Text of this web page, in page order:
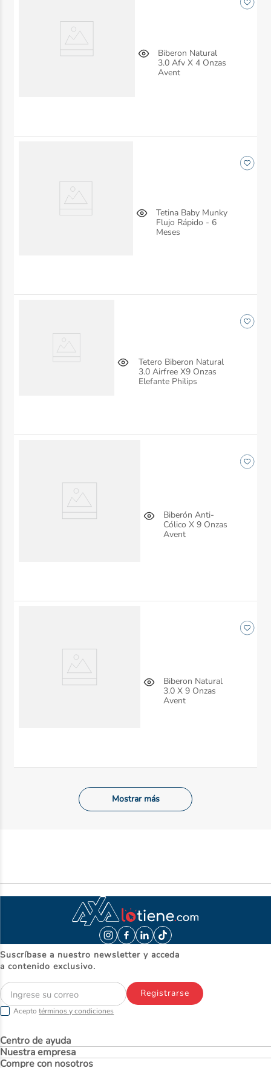
Biberon Natural
3.0 Afv X 4 Onzas
Avent
Tetina Baby Munky
Flujo Rápido - 6
Meses
Tetero Biberon Natural
3.0 Airfree X9 Onzas
Elefante Philips
Biberón Anti-
Cólico X 9 Onzas
Avent
Biberon Natural
3.0 X 9 Onzas
Avent
Mostrar más
Suscríbase a nuestro newsletter y acceda
a contenido exclusivo.
Aceptotérminos y condiciones
Registrarse
Centro de ayuda
Nuestra empresa
Compre con nosotros